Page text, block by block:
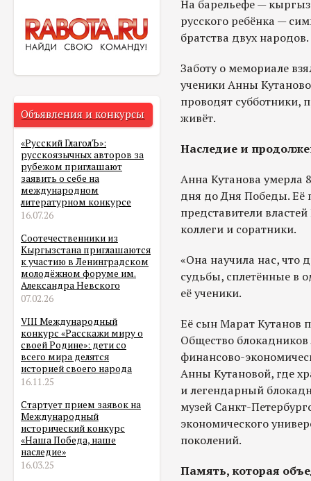
Объявления и конкурсы
«Русский ГлаголЪ»:
русскоязычных авторов за
рубежом приглашают
заявить о себе на
международном
литературном конкурсе
16.07.26
Соотечественники из
Кыргызстана приглашаются
к участию в Ленинградском
молодёжном форуме им.
Александра Невского
07.02.26
VIII Международный
конкурс «Расскажи миру о
своей Родине»: дети со
всего мира делятся
историей своего народа
16.11.25
Стартует прием заявок на
Международный
исторический конкурс
«Наша Победа, наше
наследие»
16.03.25
На барельефе —
русского ребёнка —
братства двух народов.
Заботу о мемориале
ученики Анны
проводят субботники,
живёт.
Наследие и
Анна Кутанова умерла
дня до Дня Победы. Её
представители
коллеги и соратники.
«Она научила нас, что
судьбы, сплетённые в
её ученики.
Её сын Марат Кутанов
Общество
финансово-
Анны Кутановой, где
и легендарный
музей Санкт-
экономического
поколений.
Память, которая